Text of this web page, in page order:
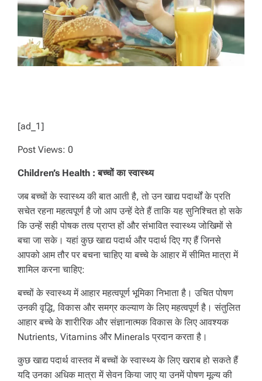
E
[ad_1]
Post Views: 0
Children’s Health : बच्चों का स्वास्थ्य
जब बच्चों के स्वास्थ्य की बात आती है, तो उन खाद्य पदार्थों के प्रति
सचेत रहना महत्वपूर्ण है जो आप उन्हें देते हैं ताकि यह सुनिश्चित हो सके
कि उन्हें सही पोषक तत्व प्राप्त हों और संभावित स्वास्थ्य जोखिमों से
बचा जा सके। यहां कुछ खाद्य पदार्थ और पदार्थ दिए गए हैं जिनसे
आपको आम तौर पर बचना चाहिए या बच्चे के आहार में सीमित मात्रा में
शामिल करना चाहिए:
बच्चों के स्वास्थ्य में आहार महत्वपूर्ण भूमिका निभाता है। उचित पोषण
उनकी वृद्धि, विकास और समग्र कल्याण के लिए महत्वपूर्ण है। संतुलित
आहार बच्चे के शारीरिक और संज्ञानात्मक विकास के लिए आवश्यक
Nutrients, Vitamins और Minerals प्रदान करता है।
कुछ खाद्य पदार्थ वास्तव में बच्चों के स्वास्थ्य के लिए खराब हो सकते हैं
यदि उनका अधिक मात्रा में सेवन किया जाए या उनमें पोषण मूल्य की